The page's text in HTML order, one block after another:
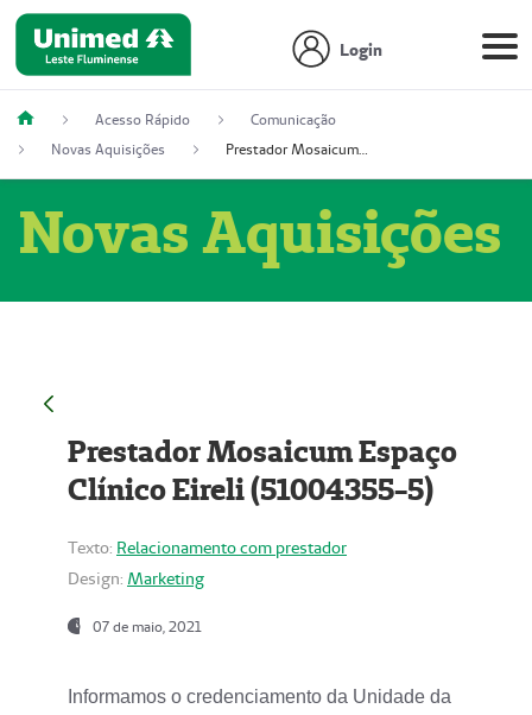
Login
Acesso Rápido
Comunicação
Novas Aquisições
Prestador Mosaicum Espaço Clínico Eireli (51004355-5)
Novas Aquisições
Prestador Mosaicum Espaço
Clínico Eireli (51004355-5)
Texto: Relacionamento com prestador
Design: Marketing
07 de maio, 2021
Informamos o credenciamento da Unidade da